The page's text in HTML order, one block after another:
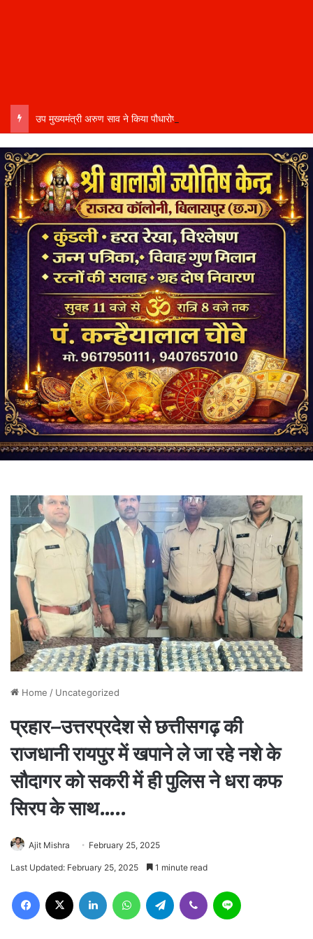
Home / Uncategorized
प्रहार–उत्तरप्रदेश से छत्तीसगढ़ की
राजधानी रायपुर में खपाने ले जा रहे नशे के
सौदागर को सकरी में ही पुलिस ने धरा कफ
सिरप के साथ…..
Ajit Mishra February 25, 2025
Last Updated: February 25, 2025 1 minute read
Facebook LinkedIn WhatsAppTelegram Viber